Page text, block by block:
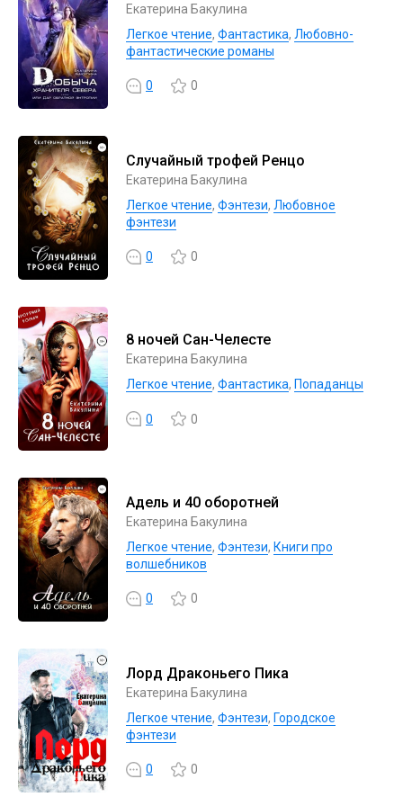
Екатерина Бакулина
Легкое чтение, Фантастика, Любовно-
фантастические романы
0 0
Случайный трофей Ренцо
Екатерина Бакулина
Легкое чтение, Фэнтези, Любовное
фэнтези
0 0
8 ночей Сан-Челесте
Екатерина Бакулина
Легкое чтение, Фантастика, Попаданцы
0 0
Адель и 40 оборотней
Екатерина Бакулина
Легкое чтение, Фэнтези, Книги про
волшебников
0 0
Лорд Драконьего Пика
Екатерина Бакулина
Легкое чтение, Фэнтези, Городское
фэнтези
0 0